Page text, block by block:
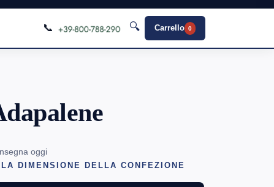
📞 🔍 Carrello 0
oggi
DIMENSIONE DELLA CONFEZIONE